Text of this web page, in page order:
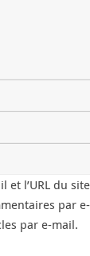
et l’URL du
par
par e-mail.